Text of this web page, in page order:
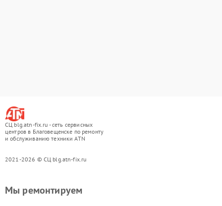
СЦ blg.atn-fix.ru - сеть сервисных
центров в Благовещенске по ремонту
и обслуживанию техники ATN
2021-2026 © СЦ blg.atn-fix.ru
Мы ремонтируем